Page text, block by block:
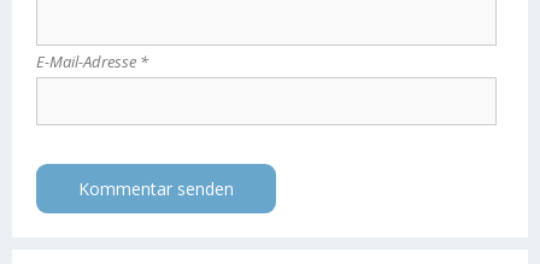
E-Mail-Adresse *